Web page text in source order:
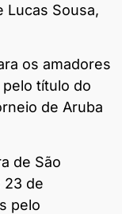
Lucas Sousa,
os amadores
título do
de Aruba
de São
23 de
pelo